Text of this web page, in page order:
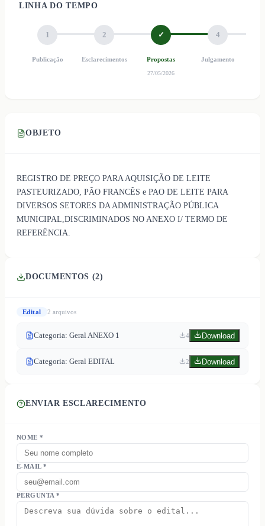
LINHA DO TEMPO
1
Publicação
2
Esclarecimentos
✓
Propostas
27/05/2026
4
Julgamento
OBJETO
REGISTRO DE PREÇO PARA AQUISIÇÃO DE LEITE
PASTEURIZADO, PÃO FRANCÊS e PAO DE LEITE PARA
DIVERSOS SETORES DA ADMINISTRAÇÃO PÚBLICA
MUNICIPAL,DISCRIMINADOS NO ANEXO I/ TERMO DE
REFERÊNCIA.
DOCUMENTOS (2)
Edital 2 arquivos
Categoria: Geral ANEXO 1 4 Download
Categoria: Geral EDITAL 2 Download
ENVIAR ESCLARECIMENTO
NOME *
E-MAIL *
PERGUNTA *